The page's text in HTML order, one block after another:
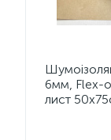
6мм, Flex-
лист